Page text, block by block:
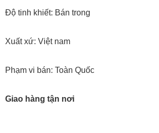
Độ tinh khiết: Bán trong
Xuất xứ: Việt nam
Phạm vi bán: Toàn Quốc
Giao hàng tận nơi